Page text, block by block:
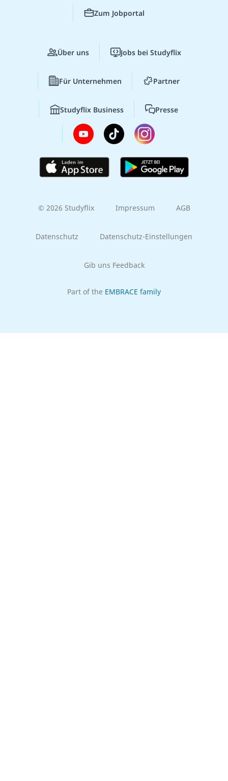
Zum Jobportal
Über uns Jobs bei Studyflix
Für Unternehmen Partner
Studyflix Business Presse
© 2026 Studyflix Impressum AGB
Datenschutz Datenschutz-Einstellungen
Gib uns Feedback
Part of the EMBRACE family